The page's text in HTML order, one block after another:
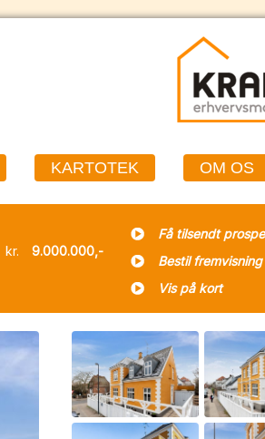
KARTOTEK OM OS
kr. 9.000.000,-
Få tilsendt
Bestil fremvisning
Vis på kort